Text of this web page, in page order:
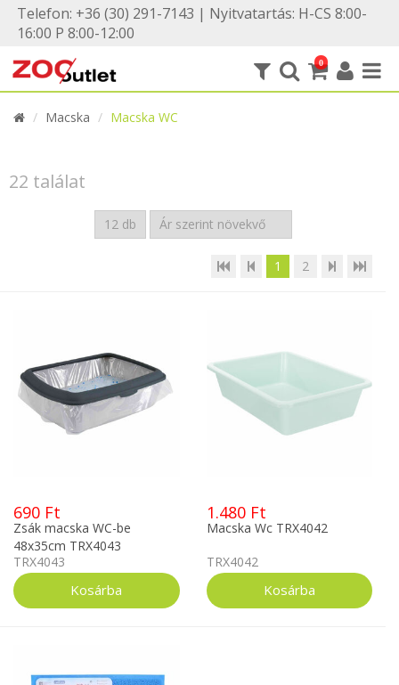
Telefon: +36 (30) 291-7143 | Nyitvatartás: H-CS 8:00-
16:00 P 8:00-12:00
0
Macska Macska WC
22 találat
1 2
690 Ft
Zsák macska WC-be
48x35cm TRX4043
TRX4043
1.480 Ft
Macska Wc TRX4042
TRX4042